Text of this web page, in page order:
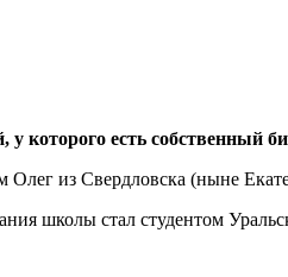
которого есть собственный
из Свердловска (ныне
школы стал студентом